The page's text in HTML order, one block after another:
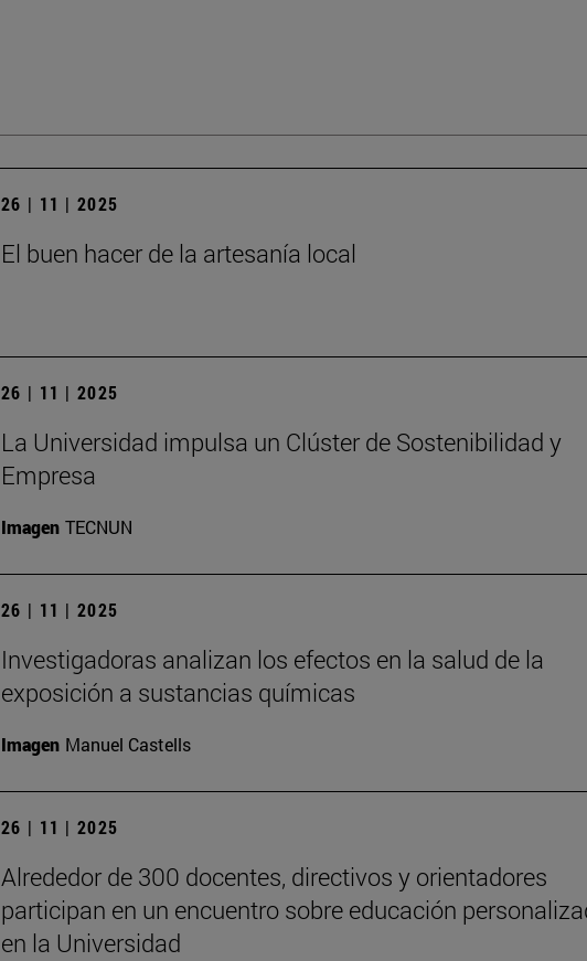
26 | 11 | 2025
El buen hacer de la artesanía local
26 | 11 | 2025
La Universidad impulsa un Clúster de Sostenibilidad y
Empresa
Imagen TECNUN
26 | 11 | 2025
Investigadoras analizan los efectos en la salud de la
exposición a sustancias químicas
Imagen Manuel Castells
26 | 11 | 2025
Alrededor de 300 docentes, directivos y orientadores
participan en un encuentro sobre educación
en la Universidad